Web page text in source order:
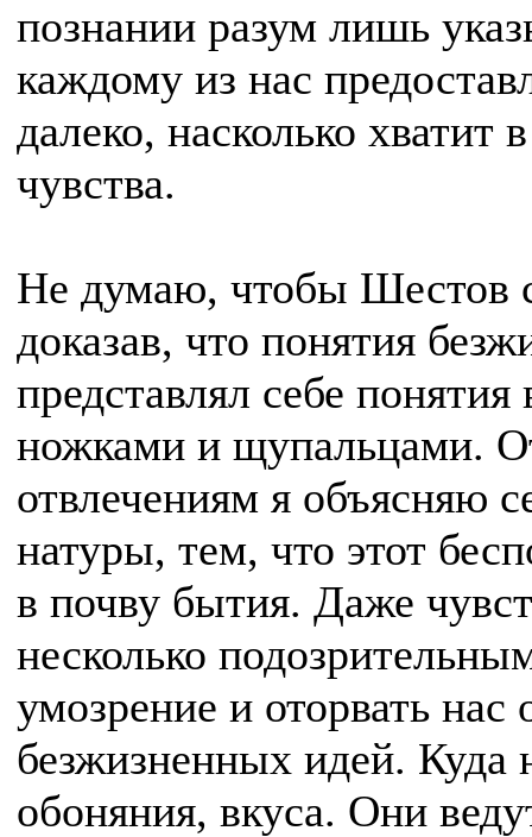
познании разум лишь
каждому из нас
далеко, насколько
чувства.
Не думаю, чтобы Шестов
доказав, что понятия
представлял себе
ножками и щупальцами.
отвлечениям я объясняю
натуры, тем, что этот
в почву бытия. Даже
несколько
умозрение и оторвать
безжизненных идей. Куда
обоняния, вкуса. Они